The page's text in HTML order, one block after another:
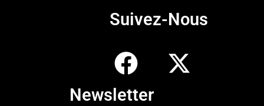
Suivez-Nous
Newsletter